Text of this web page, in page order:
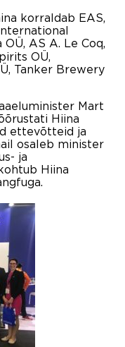
korraldab EAS,
AS A. Le Coq,
OÜ,
Tanker Brewery
Mart
Hiina
ettevõtteid ja
osaleb minister
ja
Hiina